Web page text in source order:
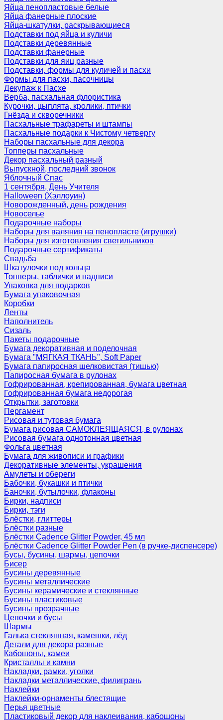
Яйца пенопластовые белые
Яйца фанерные плоские
Яйца-шкатулки, раскрывающиеся
Подставки под яйца и куличи
Подставки деревянные
Подставки фанерные
Подставки для яиц разные
Подставки, формы для куличей и пасхи
Формы для пасхи, пасочницы
Декупаж к Пасхе
Верба, пасхальная флористика
Курочки, цыплята, кролики, птички
Гнёзда и скворечники
Пасхальные трафареты и штампы
Пасхальные подарки к Чистому четвергу
Наборы пасхальные для декора
Топперы пасхальные
Декор пасхальный разный
Выпускной, последний звонок
Яблочный Спас
1 сентября, День Учителя
Halloween (Хэллоуин)
Новорожденный, день рождения
Новоселье
Подарочные наборы
Наборы для валяния на пенопласте (игрушки)
Наборы для изготовления светильников
Подарочные сертификаты
Свадьба
Шкатулочки под кольца
Топперы, таблички и надписи
Упаковка для подарков
Бумага упаковочная
Коробки
Ленты
Наполнитель
Сизаль
Пакеты подарочные
Бумага декоративная и поделочная
Бумага "МЯГКАЯ ТКАНЬ", Soft Paper
Бумага папиросная шелковистая (тишью)
Папиросная бумага в рулонах
Гофрированная, крепированная, бумага цветная
Гофрированная бумага недорогая
Открытки, заготовки
Пергамент
Рисовая и тутовая бумага
Бумага рисовая САМОКЛЕЯЩАЯСЯ, в рулонах
Рисовая бумага однотонная цветная
Фольга цветная
Бумага для живописи и графики
Декоративные элементы, украшения
Амулеты и обереги
Бабочки, букашки и птички
Баночки, бутылочки, флаконы
Бирки, надписи
Бирки, тэги
Блёстки, глиттеры
Блёстки разные
Блёстки Cadence Glitter Powder, 45 мл
Блёстки Cadence Glitter Powder Pen (в ручке-диспенсере)
Бусы, бусины, шармы, цепочки
Бисер
Бусины деревянные
Бусины металлические
Бусины керамические и стеклянные
Бусины пластиковые
Бусины прозрачные
Цепочки и бусы
Шармы
Галька стеклянная, камешки, лёд
Детали для декора разные
Кабошоны, камеи
Кристаллы и камни
Накладки, рамки, уголки
Накладки металлические, филигрань
Наклейки
Наклейки-орнаменты блестящие
Перья цветные
Пластиковый декор для наклеивания, кабошоны